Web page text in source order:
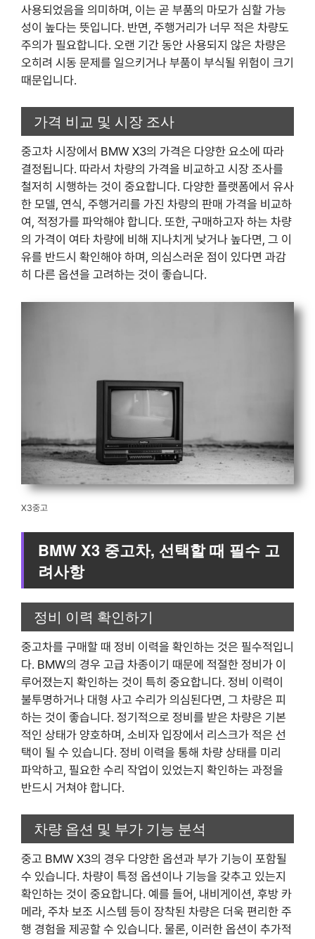
사용되었음을 의미하며, 이는 곧 부품의 마모가 심할 가능
성이 높다는 뜻입니다. 반면, 주행거리가 너무 적은 차량도
주의가 필요합니다. 오랜 기간 동안 사용되지 않은 차량은
오히려 시동 문제를 일으키거나 부품이 부식될 위험이 크기
때문입니다.
가격 비교 및 시장 조사
중고차 시장에서 BMW X3의 가격은 다양한 요소에 따라
결정됩니다. 따라서 차량의 가격을 비교하고 시장 조사를
철저히 시행하는 것이 중요합니다. 다양한 플랫폼에서 유사
한 모델, 연식, 주행거리를 가진 차량의 판매 가격을 비교하
여, 적정가를 파악해야 합니다. 또한, 구매하고자 하는 차량
의 가격이 여타 차량에 비해 지나치게 낮거나 높다면, 그 이
유를 반드시 확인해야 하며, 의심스러운 점이 있다면 과감
히 다른 옵션을 고려하는 것이 좋습니다.
X3중고
BMW X3 중고차, 선택할 때 필수 고
려사항
정비 이력 확인하기
중고차를 구매할 때 정비 이력을 확인하는 것은 필수적입니
다. BMW의 경우 고급 차종이기 때문에 적절한 정비가 이
루어졌는지 확인하는 것이 특히 중요합니다. 정비 이력이
불투명하거나 대형 사고 수리가 의심된다면, 그 차량은 피
하는 것이 좋습니다. 정기적으로 정비를 받은 차량은 기본
적인 상태가 양호하며, 소비자 입장에서 리스크가 적은 선
택이 될 수 있습니다. 정비 이력을 통해 차량 상태를 미리
파악하고, 필요한 수리 작업이 있었는지 확인하는 과정을
반드시 거쳐야 합니다.
차량 옵션 및 부가 기능 분석
중고 BMW X3의 경우 다양한 옵션과 부가 기능이 포함될
수 있습니다. 차량이 특정 옵션이나 기능을 갖추고 있는지
확인하는 것이 중요합니다. 예를 들어, 내비게이션, 후방 카
메라, 주차 보조 시스템 등이 장착된 차량은 더욱 편리한 주
행 경험을 제공할 수 있습니다. 물론, 이러한 옵션이 추가적